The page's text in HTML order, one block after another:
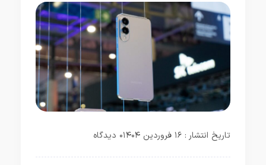
تاریخ انتشار : ۱۶ فروردین ۱۴۰۴ ۰ دیدگاه